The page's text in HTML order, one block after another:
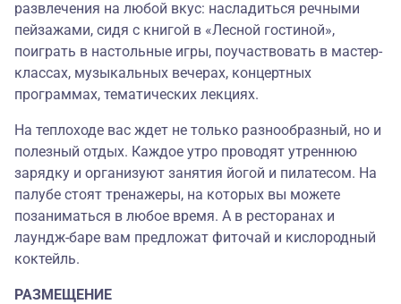
развлечения на любой вкус: насладиться речными
пейзажами, сидя с книгой в «Лесной гостиной»,
поиграть в настольные игры, поучаствовать в мастер-
классах, музыкальных вечерах, концертных
программах, тематических лекциях.
На теплоходе вас ждет не только разнообразный, но и
полезный отдых. Каждое утро проводят утреннюю
зарядку и организуют занятия йогой и пилатесом. На
палубе стоят тренажеры, на которых вы можете
позаниматься в любое время. А в ресторанах и
лаундж-баре вам предложат фиточай и кислородный
коктейль.
РАЗМЕЩЕНИЕ